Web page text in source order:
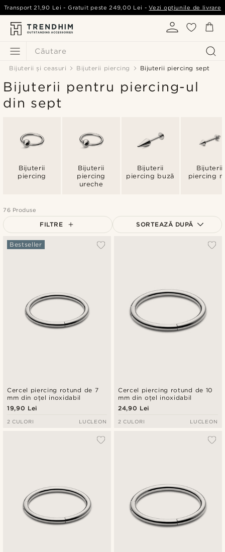
Căutare
Transport 21,90 Lei - Gratuit peste249,00 Lei -Vezi opțiunile de livrare
Bijuterii și ceasuri Bijuterii piercing Bijuterii piercing sept
Bijuterii pentru piercing-ul
din sept
Bijuterii
piercing
Bijuterii
piercing
ureche
Bijuterii
piercing buză
Bijuterii
piercing
76 Produse
FILTRE SORTEAZĂ DUPĂ
Cercel piercing rotund de 7
mm din oțel inoxidabil
Bestseller
19,90 Lei
2 CULORI LUCLEON
Cercel piercing rotund de 10
mm din oțel inoxidabil
24,90 Lei
2 CULORI LUCLEON